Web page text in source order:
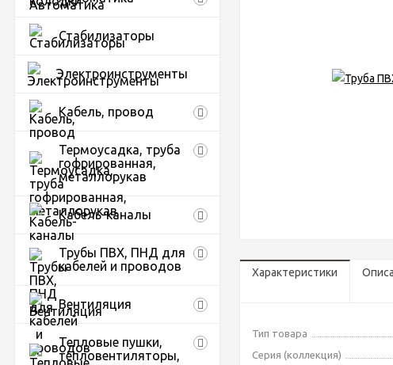
Стабилизаторы
Электроинструменты
Кабель, провод
Термоусадка, труба
гофрированная,
металлорукав
Кабель-каналы
Трубы ПВХ, ПНД для
кабелей и проводов
Вентиляция
Тепловые пушки,
тепловентиляторы,
Характеристики
Тип товара
Серия (коллекция)